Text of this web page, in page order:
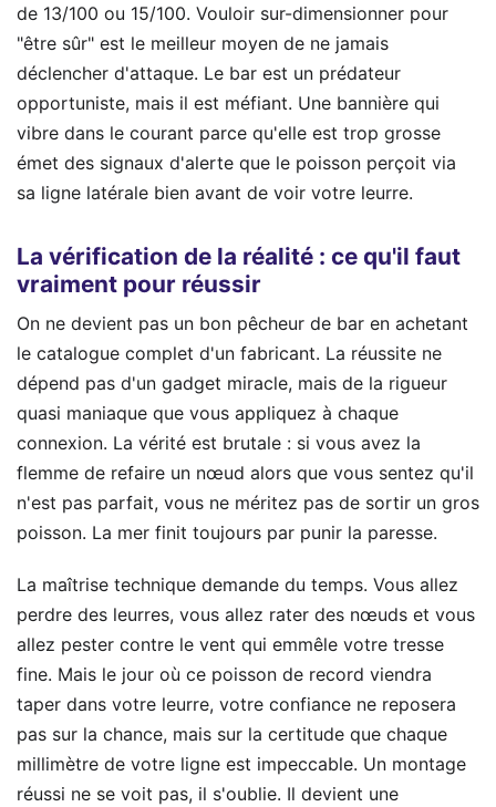
de 13/100 ou 15/100. Vouloir sur-dimensionner pour
"être sûr" est le meilleur moyen de ne jamais
déclencher d'attaque. Le bar est un prédateur
opportuniste, mais il est méfiant. Une bannière qui
vibre dans le courant parce qu'elle est trop grosse
émet des signaux d'alerte que le poisson perçoit via
sa ligne latérale bien avant de voir votre leurre.
La vérification de la réalité : ce qu'il faut
vraiment pour réussir
On ne devient pas un bon pêcheur de bar en achetant
le catalogue complet d'un fabricant. La réussite ne
dépend pas d'un gadget miracle, mais de la rigueur
quasi maniaque que vous appliquez à chaque
connexion. La vérité est brutale : si vous avez la
flemme de refaire un nœud alors que vous sentez qu'il
n'est pas parfait, vous ne méritez pas de sortir un gros
poisson. La mer finit toujours par punir la paresse.
La maîtrise technique demande du temps. Vous allez
perdre des leurres, vous allez rater des nœuds et vous
allez pester contre le vent qui emmêle votre tresse
fine. Mais le jour où ce poisson de record viendra
taper dans votre leurre, votre confiance ne reposera
pas sur la chance, mais sur la certitude que chaque
millimètre de votre ligne est impeccable. Un montage
réussi ne se voit pas, il s'oublie. Il devient une